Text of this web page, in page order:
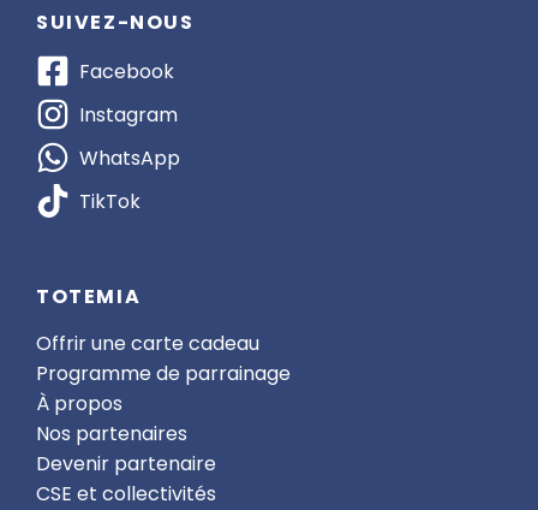
SUIVEZ-NOUS
Facebook
Instagram
WhatsApp
TikTok
TOTEMIA
Offrir une carte cadeau
Programme de parrainage
À propos
Nos partenaires
Devenir partenaire
CSE et collectivités